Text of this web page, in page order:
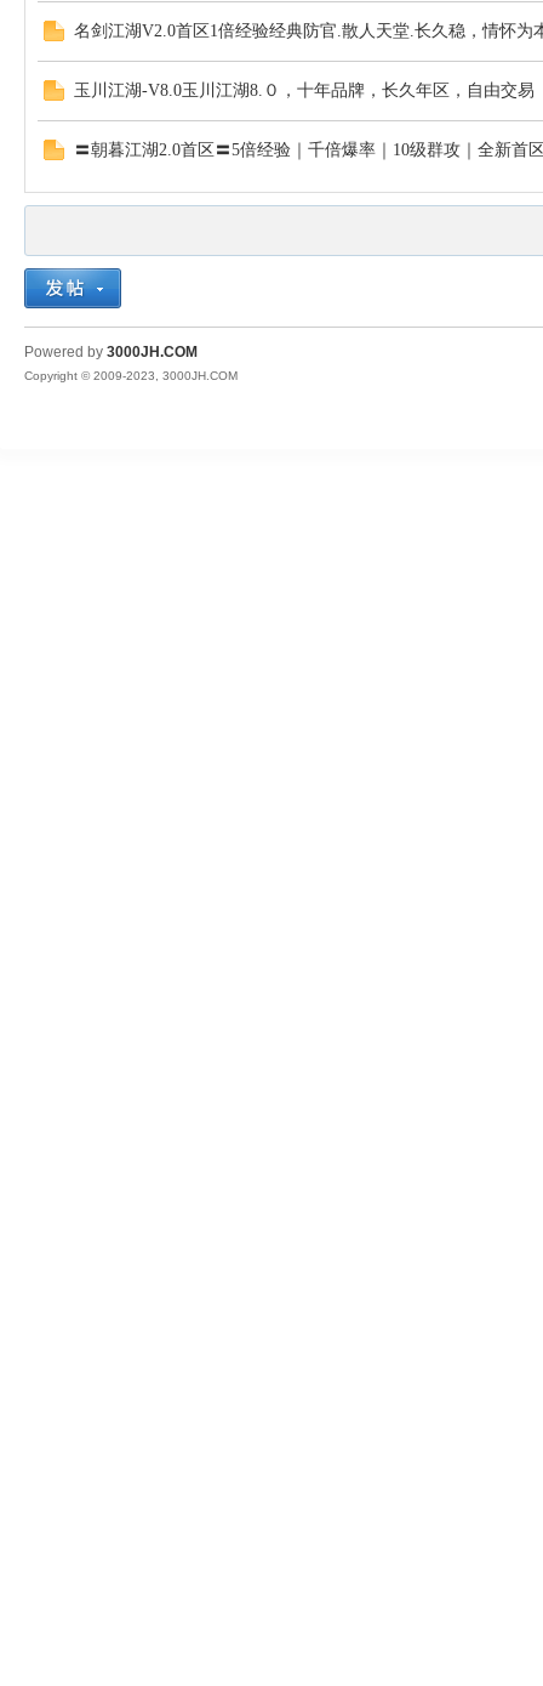
名剑江湖V2.0首区1倍经验经典防官.散人天堂.长久稳，情怀为
玉川江湖-V8.0玉川江湖8.０，十年品牌，长久年区，自由交易
〓朝暮江湖2.0首区〓5倍经验｜千倍爆率｜10级群攻｜全新首
Powered by 3000JH.COM
Copyright © 2009-2023, 3000JH.COM